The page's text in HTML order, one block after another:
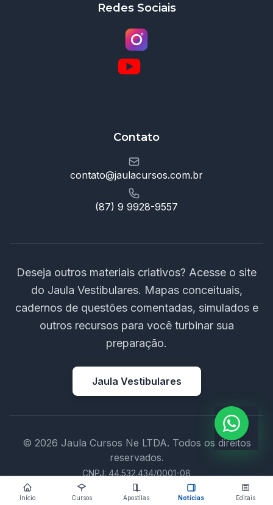
Início Cursos Apostilas Notícias Editais
Redes Sociais
Contato
contato@jaulacursos.com.br
(87) 9 9928-9557
Deseja outros materiais criativos? Acesse o site
do Jaula Vestibulares. Mapas conceituais,
cadernos de questões comentadas, simulados e
outros recursos para você turbinar sua
preparação.
Jaula Vestibulares
© 2026 Jaula Cursos Ne LTDA. Todos os direitos
reservados.
CNPJ: 44.532.434/0001-08